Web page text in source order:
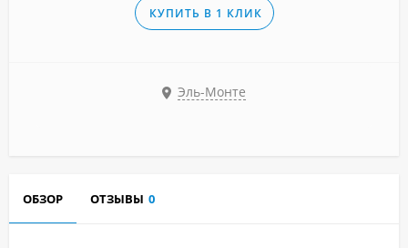
КУПИТЬ В 1 КЛИК
Эль-Монте
ОБЗОР ОТЗЫВЫ 0